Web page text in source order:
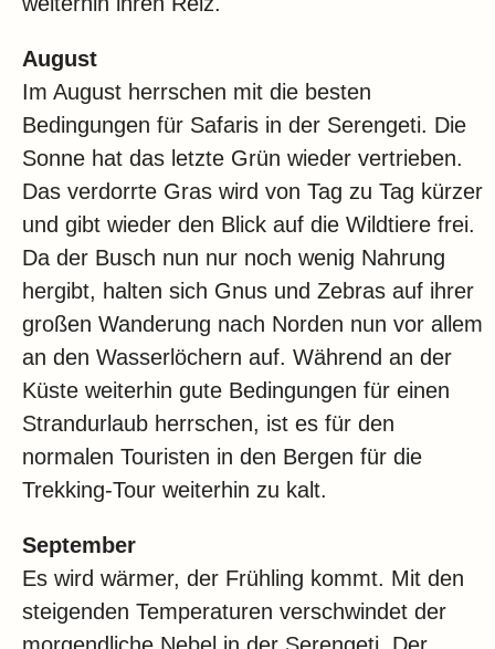
August
Im August herrschen mit die besten
Bedingungen für Safaris in der Serengeti. Die
Sonne hat das letzte Grün wieder vertrieben.
Das verdorrte Gras wird von Tag zu Tag kürzer
und gibt wieder den Blick auf die Wildtiere frei.
Da der Busch nun nur noch wenig Nahrung
hergibt, halten sich Gnus und Zebras auf ihrer
großen Wanderung nach Norden nun vor allem
an den Wasserlöchern auf. Während an der
Küste weiterhin gute Bedingungen für einen
Strandurlaub herrschen, ist es für den
normalen Touristen in den Bergen für die
Trekking-Tour weiterhin zu kalt.
September
Es wird wärmer, der Frühling kommt. Mit den
steigenden Temperaturen verschwindet der